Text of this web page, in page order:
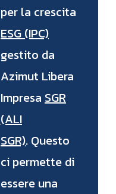
per la crescita
ESG (IPC)
gestito da
Azimut Libera
Impresa SGR
(ALI
SGR). Questo
ci permette di
essere una